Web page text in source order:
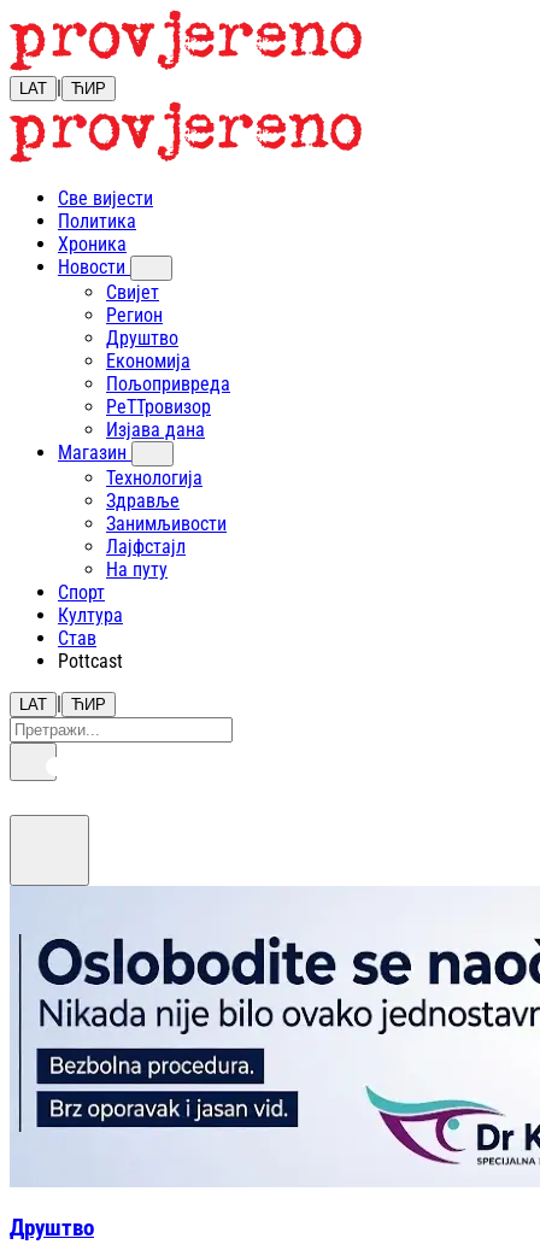
LAT | ЋИР
Све вијести
Политика
Хроника
Новости
Свијет
Регион
Друштво
Економија
Пољопривреда
РеТТровизор
Изјава дана
Магазин
Технологија
Здравље
Занимљивости
Лајфстajл
На путу
Спорт
Култура
Став
Pottcast
LAT | ЋИР
Друштво